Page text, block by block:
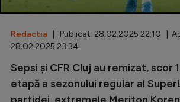
Inedit
Clasamente
Redactia | Publicat: 28.02.2025 22:10 |
28.02.2025 23:34
Sepsi și CFR Cluj au remizat, scor
etapă a sezonului regular al